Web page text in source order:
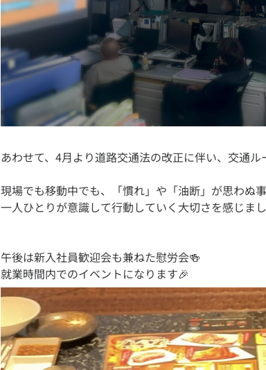
現場でも移動中でも、「慣れ」や「油断」が思わぬ
午後は新入社員歓迎会も兼ねた慰労会🍻